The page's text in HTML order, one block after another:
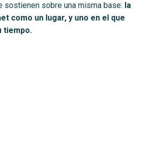
sostienen sobre una misma base: la
como un lugar, y uno en el que
tiempo.